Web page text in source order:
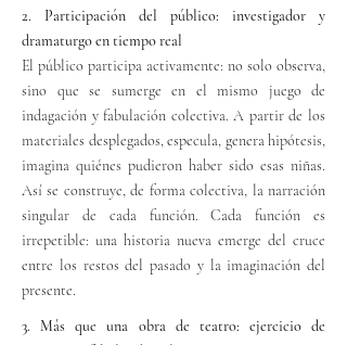
2. Participación del público: investigador y
dramaturgo en tiempo real
El público participa activamente: no solo observa,
sino que se sumerge en el mismo juego de
indagación y fabulación colectiva. A partir de los
materiales desplegados, especula, genera hipótesis,
imagina quiénes pudieron haber sido esas niñas.
Así se construye, de forma colectiva, la narración
singular de cada función. Cada función es
irrepetible: una historia nueva emerge del cruce
entre los restos del pasado y la imaginación del
presente.
3. Más que una obra de teatro: ejercicio de